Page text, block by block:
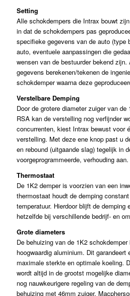
Setting
Alle schokdempers die Intrax bouwt
in dat de schokdempers pas
specifieke gegevens van de auto (type
auto, eventuele aanpassingen die
wensen van de bestuurder bekend
gegevens berekenen/tekenen de
schokdemper waarna deze
Verstelbare Demping
Door de grotere diameter zuiger van
RSA kan de verstelling nog verfijnder
concurrenten, kiest Intrax bewust voor
verstelling. Met deze ene knop past u
en rebound (uitgaande slag) tegelijk in
voorgeprogrammeerde, verhouding aan.
Thermostaat
De 1K2 demper is voorzien van een
thermostaat houdt de demping
temperatuur. Hierdoor blijft de demping
hetzelfde bij verschillende bedrijf- en
Grote diameters
De behuizing van de 1K2
hoogwaardig aluminium. Dit garandeert
maximale sterkte en optimale koeling.
wordt altijd in de grootst mogelijke
nog nauwkeurigere regeling van de
behuizing met 46mm zuiger.